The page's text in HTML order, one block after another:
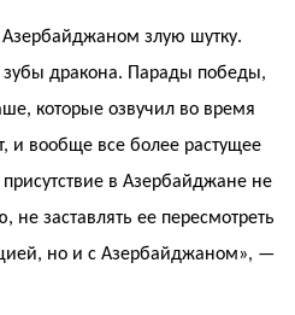
злую шутку.
дракона. Парады победы,
которые озвучил во время
и вообще все более растущее
в Азербайджане не
не заставлять ее пересмотреть
но и с Азербайджаном», —